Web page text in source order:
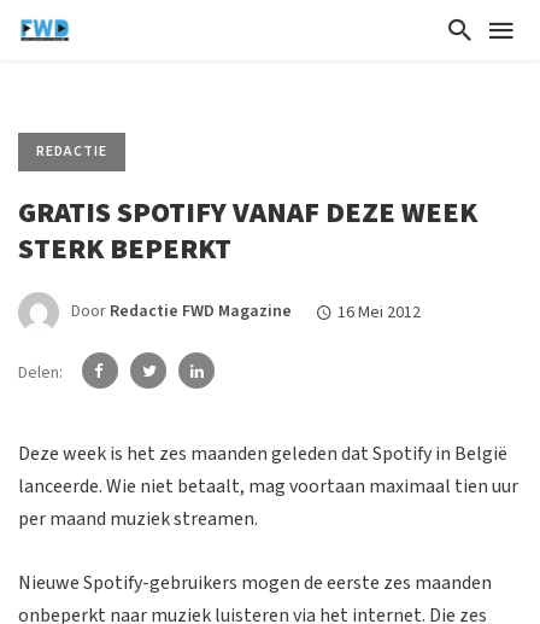
REDACTIE
GRATIS SPOTIFY VANAF DEZE WEEK
STERK BEPERKT
Door Redactie FWD Magazine 16 Mei 2012
Delen:
Deze week is het zes maanden geleden dat Spotify in België
lanceerde. Wie niet betaalt, mag voortaan maximaal tien uur
per maand muziek streamen.
Nieuwe Spotify-gebruikers mogen de eerste zes maanden
onbeperkt naar muziek luisteren via het internet. Die zes